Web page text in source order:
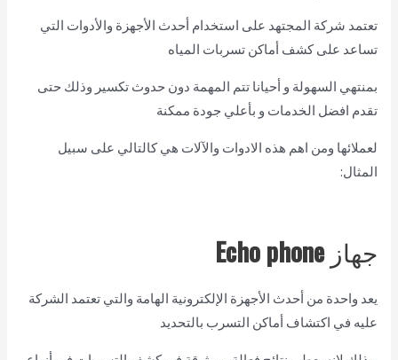
تعتمد شركة المجتهد على استخدام أحدث الأجهزة والأدوات التي
تساعد على كشف أماكن تسربات المياه
بمنتهي السهولة و أحيانا تتم المهمة دون حدوث تكسير وذلك حتى
تقدم افضل الخدمات و بأعلي جودة ممكنة
لعملائها ومن اهم هذه الادوات والآلات هي كالتالي على سبيل
المثال:
جهازEcho phone
يعد واحدة من أحدث الأجهزة الإلكترونية الهامة والتي تعتمد الشركة
عليه في اكتشاف أماكن التسرب بالتحديد